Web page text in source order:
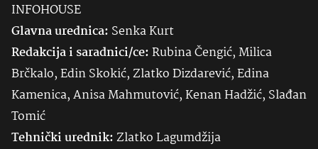
INFOHOUSE
Glavna urednica: SenkaKurt
Redakcija i saradnici/ce:Rubina Čengić, Milica
Brčkalo, Edin Skokić, Zlatko Dizdarević, Edina
Kamenica, Anisa Mahmutović, Kenan Hadžić, Slađan
Tomić
Tehnički urednik:Zlatko Lagumdžija